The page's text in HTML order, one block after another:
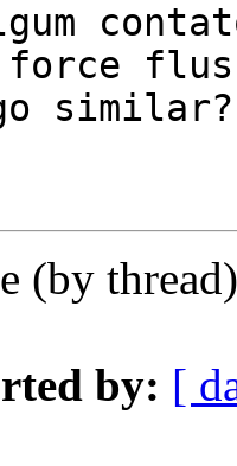
similar?
(by
by: [